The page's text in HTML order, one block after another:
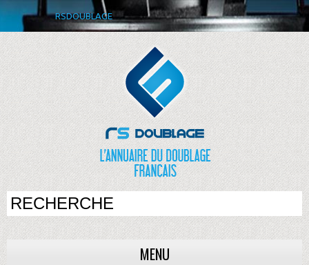
RSDOUBLAGE
MENU